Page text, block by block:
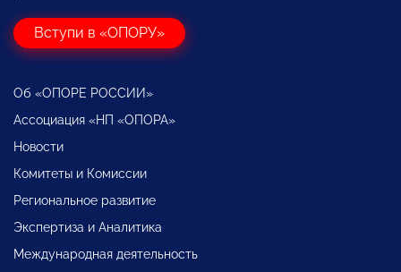
Вступи в «ОПОРУ»
Об «ОПОРЕ РОССИИ»
Ассоциация «НП «ОПОРА»
Новости
Комитеты и Комиссии
Региональное развитие
Экспертиза и Аналитика
Международная деятельность